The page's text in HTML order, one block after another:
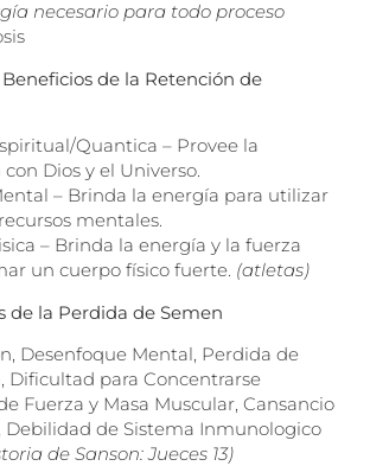
necesario para todo proceso
de la Retención de
Quantica – Provee la
Dios y el Universo.
– Brinda la energía para utilizar
mentales.
– Brinda la energía y la fuerza
un cuerpo físico fuerte. (atletas)
de la Perdida de Semen
Desenfoque Mental, Perdida de
Dificultad para Concentrarse
Fuerza y Masa Muscular, Cansancio
Debilidad de Sistema Inmunologico
de Sanson: Jueces 13)